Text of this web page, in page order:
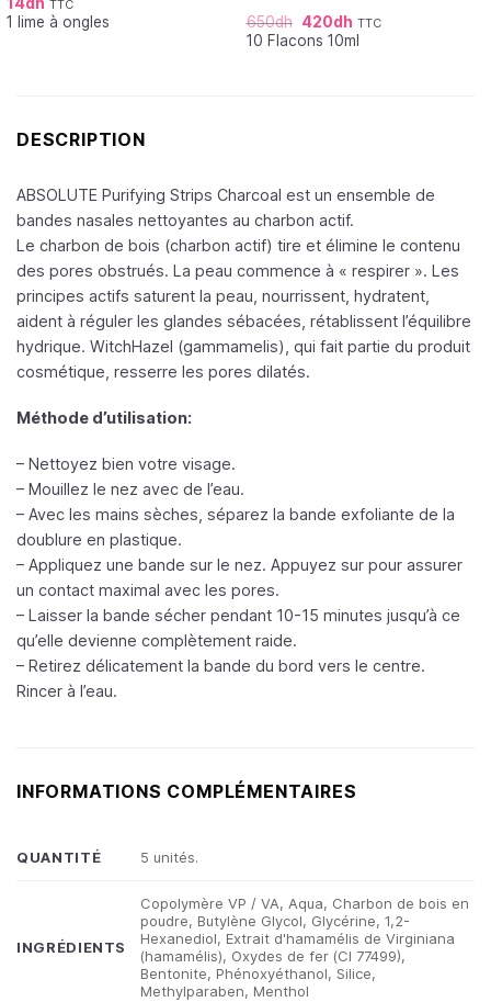
Note5.00
sur 5
14dh TTC
1 lime à ongles 650dh 420dh TTC
10 Flacons 10ml
DESCRIPTION
ABSOLUTE Purifying Strips Charcoal est un ensemble de
bandes nasales nettoyantes au charbon actif.
Le charbon de bois (charbon actif) tire et élimine le contenu
des pores obstrués. La peau commence à « respirer ». Les
principes actifs saturent la peau, nourrissent, hydratent,
aident à réguler les glandes sébacées, rétablissent l’équilibre
hydrique. WitchHazel (gammamelis), qui fait partie du produit
cosmétique, resserre les pores dilatés.
Méthode d’utilisation:
– Nettoyez bien votre visage.
– Mouillez le nez avec de l’eau.
– Avec les mains sèches, séparez la bande exfoliante de la
doublure en plastique.
– Appliquez une bande sur le nez. Appuyez sur pour assurer
un contact maximal avec les pores.
– Laisser la bande sécher pendant 10-15 minutes jusqu’à ce
qu’elle devienne complètement raide.
– Retirez délicatement la bande du bord vers le centre.
Rincer à l’eau.
INFORMATIONS COMPLÉMENTAIRES
QUANTITÉ 5 unités.
INGRÉDIENTS
Copolymère VP / VA, Aqua, Charbon de bois en
poudre, Butylène Glycol, Glycérine, 1,2-
Hexanediol, Extrait d'hamamélis de Virginiana
(hamamélis), Oxydes de fer (CI 77499),
Bentonite, Phénoxyéthanol, Silice,
Methylparaben, Menthol